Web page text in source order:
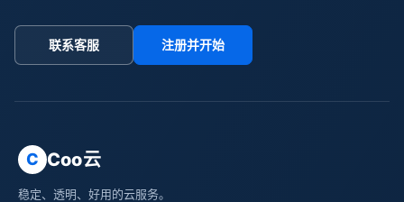
联系客服 注册并开始
C Coo云
稳定、透明、好用的云服务。